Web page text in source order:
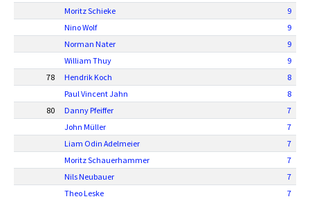
Moritz Schieke
9
Nino Wolf
9
Norman Nater
9
William Thuy
9
78
Hendrik Koch
8
Paul Vincent Jahn
8
80
Danny Pfeiffer
7
John Müller
7
Liam Odin Adelmeier
7
Moritz Schauerhammer
7
Nils Neubauer
7
Theo Leske
7